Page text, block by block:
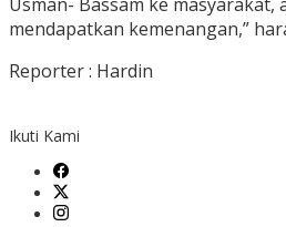
mendapatkan kemenangan,”
Reporter : Hardin
Ikuti Kami